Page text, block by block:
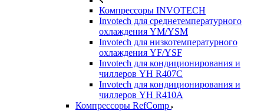
Компрессоры INVOTECH
Invotech для среднетемпературного
охлаждения YM/YSM
Invotech для низкотемпературного
охлаждения YF/YSF
Invotech для кондиционирования и
чиллеров YH R407C
Invotech для кондиционирования и
чиллеров YH R410A
Компрессоры RefComp